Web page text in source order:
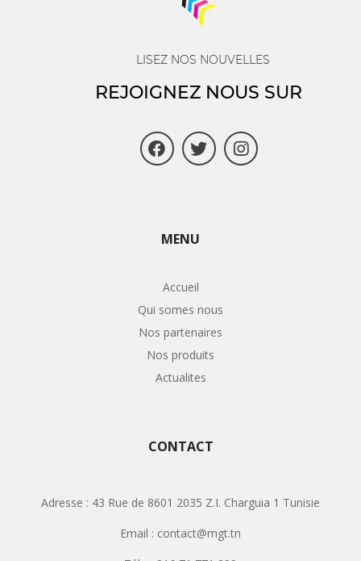
LISEZ NOS NOUVELLES
REJOIGNEZ NOUS SUR
MENU
Accueil
Qui somes nous
Nos partenaires
Nos produits
Actualites
CONTACT
Adresse : 43 Rue de 8601 2035 Z.I. Charguia 1 Tunisie
Email : contact@mgt.tn